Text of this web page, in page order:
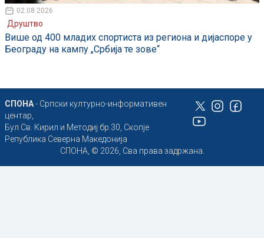
02.08.2026
Друштво
Више од 400 младих спортиста из региона и дијаспоре у
Београду на кампу „Србија те зове“
СПОНА- Српски културно-информативен
центар,
Бул Св. Кирил и Методиј бр.30, Скопје
Република Северна Македонија
СПОНА, © 2026, Сва права задржана.